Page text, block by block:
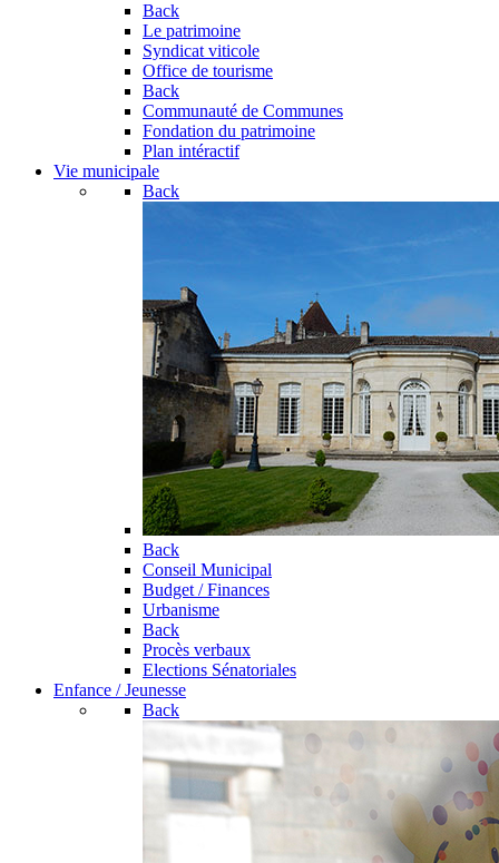
Back
Le patrimoine
Syndicat viticole
Office de tourisme
Back
Communauté de Communes
Fondation du patrimoine
Plan intéractif
Vie municipale
Back
Back
Conseil Municipal
Budget / Finances
Urbanisme
Back
Procès verbaux
Elections Sénatoriales
Enfance / Jeunesse
Back